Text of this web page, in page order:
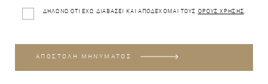
ΔΗΛΩΝΩ ΟΤΙ ΕΧΩ ΔΙΑΒΑΣΕΙ ΚΑΙ ΑΠΟΔΕΧΟΜΑΙ ΤΟΥΣ ΟΡΟΥΣ ΧΡΗΣΗΣ
ΑΠΟΣΤΟΛΗ ΜΗΝΥΜΑΤΟΣ